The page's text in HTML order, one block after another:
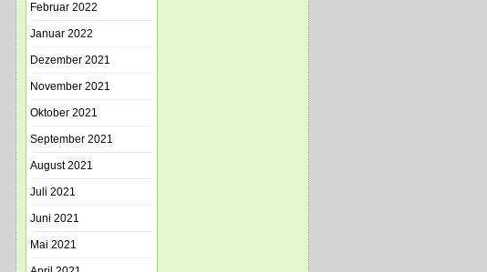
Februar 2022
Januar 2022
Dezember 2021
November 2021
Oktober 2021
September 2021
August 2021
Juli 2021
Juni 2021
Mai 2021